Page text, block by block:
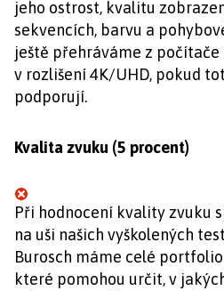
jeho ostrost, kvalitu
sekvencích, barvu a
ještě přehráváme z
v rozlišení 4K/UHD, pokud
podporují.
Kvalita zvuku (5 procent)
Při hodnocení kvality zvuku
na uši našich vyškolených
Burosch máme celé
které pomohou určit, v